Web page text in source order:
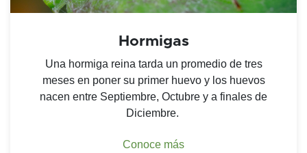
Hormigas
Una hormiga reina tarda un promedio de tres
meses en poner su primer huevo y los huevos
nacen entre Septiembre, Octubre y a finales de
Diciembre.
Conoce más